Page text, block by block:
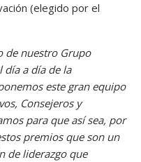
(elegido por el
de nuestro Grupo
día a día de la
este gran equipo
Consejeros y
para que así sea, por
premios que son un
de liderazgo que